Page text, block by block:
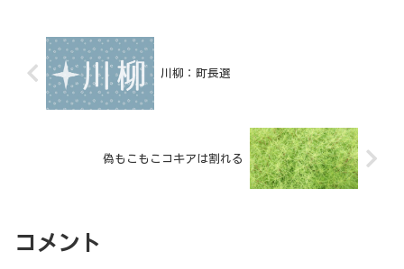
川柳：町長選
偽もこもこコキアは割れる
コメント